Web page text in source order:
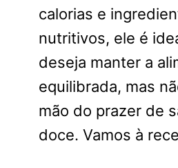
calorias e
nutritivos, ele é
deseja manter a
equilibrada, mas
mão do prazer de
doce. Vamos à